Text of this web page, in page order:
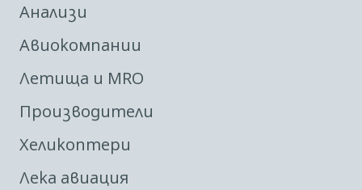
Анализи
Авиокомпании
Летища и MRO
Производители
Хеликоптери
Лека авиация